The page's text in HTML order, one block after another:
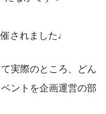
されました♩
実際のところ、どん
ントを企画運営の部